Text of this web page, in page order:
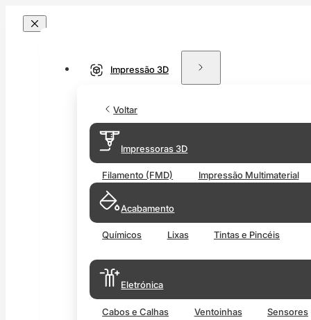
Impressão 3D
Voltar
Impressoras 3D
Filamento (FMD) Impressão Multimaterial
Acabamento
Químicos Lixas Tintas e Pincéis
Eletrónica
Cabos e Calhas Ventoinhas Sensores